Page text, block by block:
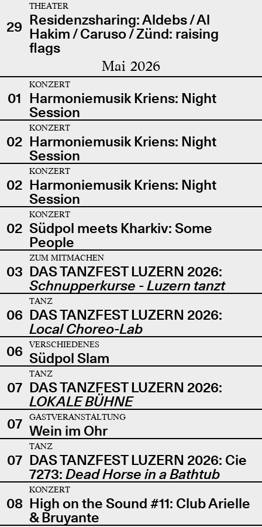
29
THEATER
Residenzsharing: Aldebs / Al
Hakim / Caruso / Zünd: raising
flags
Mai 2026
01
KONZERT
Harmoniemusik Kriens: Night
Session
02
KONZERT
Harmoniemusik Kriens: Night
Session
02
KONZERT
Harmoniemusik Kriens: Night
Session
02
KONZERT
Südpol meets Kharkiv: Some
People
03
ZUM MITMACHEN
DAS TANZFEST LUZERN 2026:
Schnupperkurse - Luzern tanzt
06
TANZ
DAS TANZFEST LUZERN 2026:
Local Choreo-Lab
06
VERSCHIEDENES
Südpol Slam
07
TANZ
DAS TANZFEST LUZERN 2026:
LOKALE BÜHNE
07
GASTVERANSTALTUNG
Wein im Ohr
07
TANZ
DAS TANZFEST LUZERN 2026: Cie
7273: Dead Horse in a Bathtub
08
KONZERT
High on the Sound #11: Club Arielle
& Bruyante